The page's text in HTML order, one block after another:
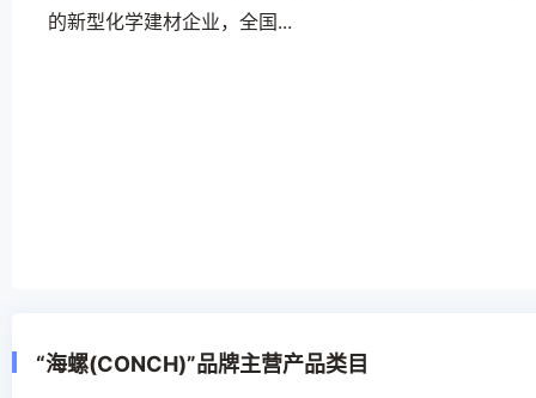
的新型化学建材企业，全国...
“海螺(CONCH)”品牌主营产品类目